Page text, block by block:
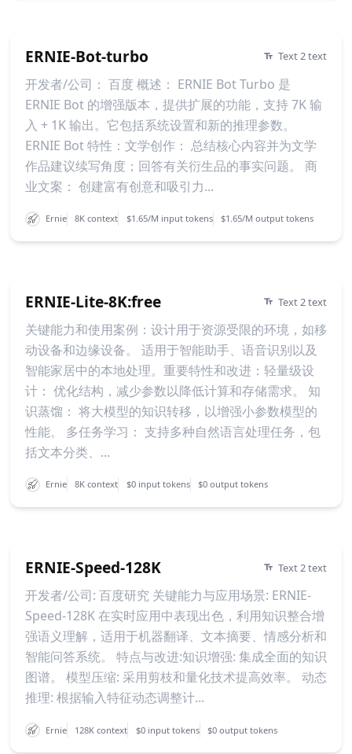
ERNIE-Bot-turbo Text 2 text
开发者/公司： 百度 概述： ERNIE Bot Turbo 是
ERNIE Bot 的增强版本，提供扩展的功能，支持 7K 输
入 + 1K 输出。它包括系统设置和新的推理参数。
ERNIE Bot 特性：文学创作： 总结核心内容并为文学
作品建议续写角度；回答有关衍生品的事实问题。 商
业文案： 创建富有创意和吸引力...
Ernie 8K context $1.65/M input tokens $1.65/M output tokens
ERNIE-Lite-8K:free Text 2 text
关键能力和使用案例：设计用于资源受限的环境，如移
动设备和边缘设备。 适用于智能助手、语音识别以及
智能家居中的本地处理。重要特性和改进：轻量级设
计： 优化结构，减少参数以降低计算和存储需求。 知
识蒸馏： 将大模型的知识转移，以增强小参数模型的
性能。 多任务学习： 支持多种自然语言处理任务，包
括文本分类、...
Ernie 8K context $0 input tokens $0 output tokens
ERNIE-Speed-128K Text 2 text
开发者/公司: 百度研究 关键能力与应用场景: ERNIE-
Speed-128K 在实时应用中表现出色，利用知识整合增
强语义理解，适用于机器翻译、文本摘要、情感分析和
智能问答系统。 特点与改进:知识增强: 集成全面的知识
图谱。 模型压缩: 采用剪枝和量化技术提高效率。 动态
推理: 根据输入特征动态调整计...
Ernie 128K context $0 input tokens $0 output tokens